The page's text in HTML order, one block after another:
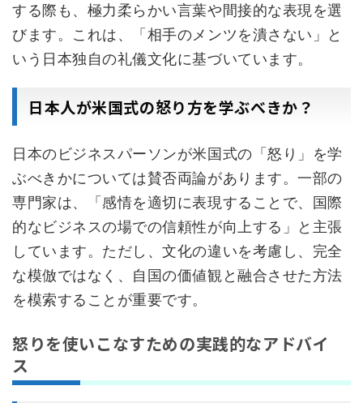
する際も、極力柔らかい言葉や間接的な表現を選
びます。これは、「相手のメンツを潰さない」と
いう日本独自の礼儀文化に基づいています。
日本人が米国式の怒り方を学ぶべきか？
日本のビジネスパーソンが米国式の「怒り」を学
ぶべきかについては賛否両論があります。一部の
専門家は、「感情を適切に表現することで、国際
的なビジネスの場での信頼性が向上する」と主張
しています。ただし、文化の違いを考慮し、完全
な模倣ではなく、自国の価値観と融合させた方法
を模索することが重要です。
怒りを使いこなすための実践的なアドバイ
ス